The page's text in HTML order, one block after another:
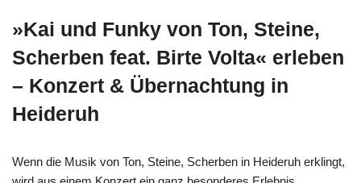
»Kai und Funky von Ton, Steine,
Scherben feat. Birte Volta« erleben
– Konzert & Übernachtung in
Heideruh
Wenn die Musik von Ton, Steine, Scherben in Heideruh erklingt,